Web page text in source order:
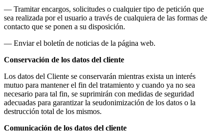
— Tramitar encargos, solicitudes o cualquier tipo de petición que
sea realizada por el usuario a través de cualquiera de las formas de
contacto que se ponen a su disposición.
— Enviar el boletín de noticias de la página web.
Conservación de los datos del cliente
Los datos del Cliente se conservarán mientras exista un interés
mutuo para mantener el fin del tratamiento y cuando ya no sea
necesario para tal fin, se suprimirán con medidas de seguridad
adecuadas para garantizar la seudonimización de los datos o la
destrucción total de los mismos.
Comunicación de los datos del cliente